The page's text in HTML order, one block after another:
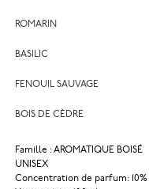
ROMARIN
BASILIC
FENOUIL SAUVAGE
BOIS DE CÈDRE
Famille : AROMATIQUE BOISÉ
UNISEX
Concentration de parfum: 10%